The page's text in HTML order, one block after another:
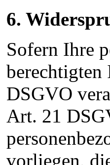
6.
Sofern Ihre
berechtigten
DSGVO
Art. 21
vorliegen,